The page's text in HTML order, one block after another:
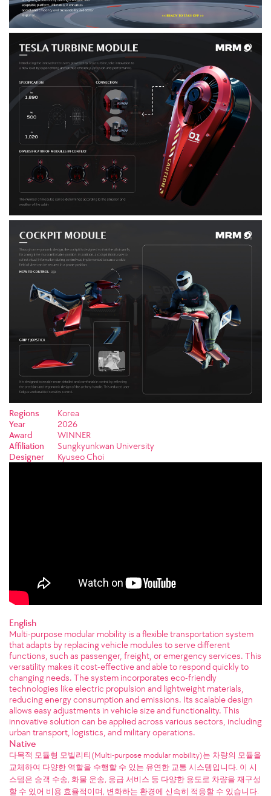
Regions
Korea
Year
2026
Award
WINNER
Affiliation
Sungkyunkwan University
Designer
Kyuseo Choi
English
Multi-purpose modular mobility is a flexible transportation system
that adapts by replacing vehicle modules to serve different
functions, such as passenger, freight, or emergency services. This
versatility makes it cost-effective and able to respond quickly to
changing needs. The system incorporates eco-friendly
technologies like electric propulsion and lightweight materials,
reducing energy consumption and emissions. Its scalable design
allows easy adjustments in vehicle size and functionality. This
innovative solution can be applied across various sectors, including
urban transport, logistics, and military operations.
Native
다목적 모듈형 모빌리티(Multi-purpose modular mobility)는 차량의 모듈을
교체하여 다양한 역할을 수행할 수 있는 유연한 교통 시스템입니다. 이 시
스템은 승객 수송, 화물 운송, 응급 서비스 등 다양한 용도로 차량을 재구성
할 수 있어 비용 효율적이며, 변화하는 환경에 신속히 적응할 수 있습니다.